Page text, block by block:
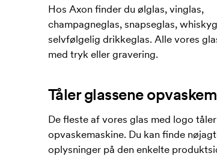
Hos Axon finder du ølglas, vinglas,
champagneglas, snapseglas,
selvfølgelig drikkeglas. Alle vores
med tryk eller gravering.
Tåler glassene
De fleste af vores glas med logo tåler
opvaskemaskine. Du kan finde
oplysninger på den enkelte